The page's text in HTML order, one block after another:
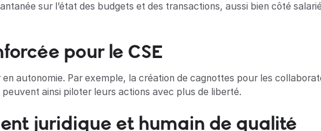
sur l’état des budgets et des transactions, aussi bien côté
pour le CSE
autonomie. Par exemple, la création de cagnottes pour les
ainsi piloter leurs actions avec plus de liberté.
juridique et humain de qualité